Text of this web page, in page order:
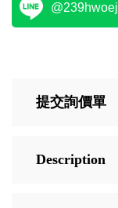
@239hwoej
提交詢價單
Description